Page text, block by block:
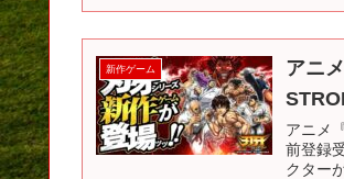
新作ゲーム
アニ
アニメ
前登録
クター